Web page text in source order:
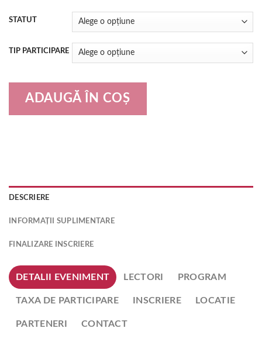
STATUT
TIP PARTICIPARE
ADAUGĂ ÎN COȘ
DESCRIERE
INFORMAȚII SUPLIMENTARE
FINALIZARE INSCRIERE
DETALII EVENIMENT LECTORI PROGRAM
TAXA DE PARTICIPARE INSCRIERE LOCATIE
PARTENERI CONTACT